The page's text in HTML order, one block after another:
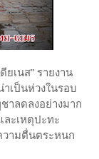
เนส” รายงาน
เป็นห่วงในรอบ
าลดลงอย่างมาก
ะเหตุปะทะ
วามตื่นตระหนก